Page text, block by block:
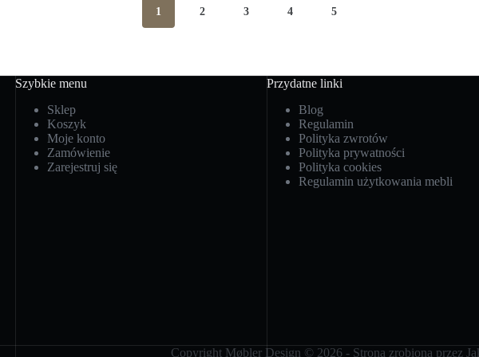
1 2 3 4 5
Szybkie menu
Sklep
Koszyk
Moje konto
Zamówienie
Zarejestruj się
Przydatne linki
Blog
Regulamin
Polityka zwrotów
Polityka prywatności
Polityka cookies
Regulamin użytkowania mebli
Copyright Møbler Design © 2026 - Strona zrobiona przez